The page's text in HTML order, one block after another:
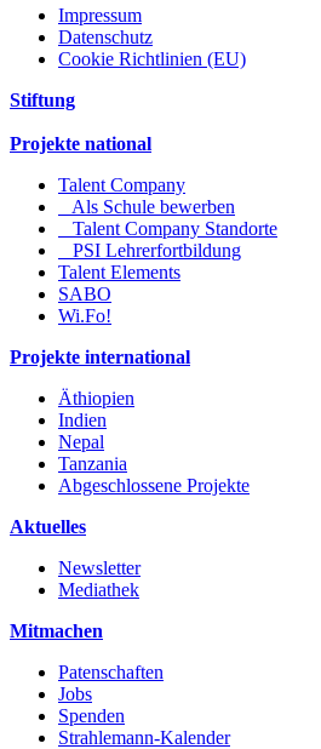
Impressum
Datenschutz
Cookie Richtlinien (EU)
Stiftung
Projekte national
Talent Company
Als Schule bewerben
Talent Company Standorte
PSI Lehrerfortbildung
Talent Elements
SABO
Wi.Fo!
Projekte international
Äthiopien
Indien
Nepal
Tanzania
Abgeschlossene Projekte
Aktuelles
Newsletter
Mediathek
Mitmachen
Patenschaften
Jobs
Spenden
Strahlemann-Kalender